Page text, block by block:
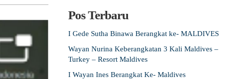
Pos Terbaru
I Gede Sutha Binawa Berangkat ke- MALDIVES
Wayan Nurina Keberangkatan 3 Kali Maldives –
Turkey – Resort Maldives
I Wayan Ines Berangkat Ke- Maldives